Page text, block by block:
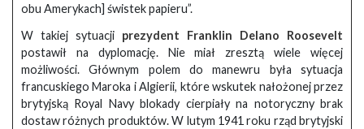
obu Amerykach] świstek papieru”.
W takiej sytuacji prezydent Franklin Delano Roosevelt
postawił na dyplomację. Nie miał zresztą wiele więcej
możliwości. Głównym polem do manewru była sytuacja
francuskiego Maroka i Algierii, które wskutek nałożonej przez
brytyjską Royal Navy blokady cierpiały na notoryczny brak
dostaw różnych produktów. W lutym 1941 roku rząd brytyjski